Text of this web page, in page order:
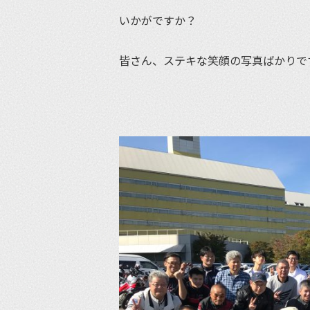
いかがですか？
皆さん、ステキな笑顔の写真ばかり